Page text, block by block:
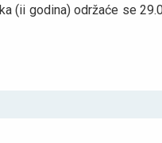
(ii godina) održaće se